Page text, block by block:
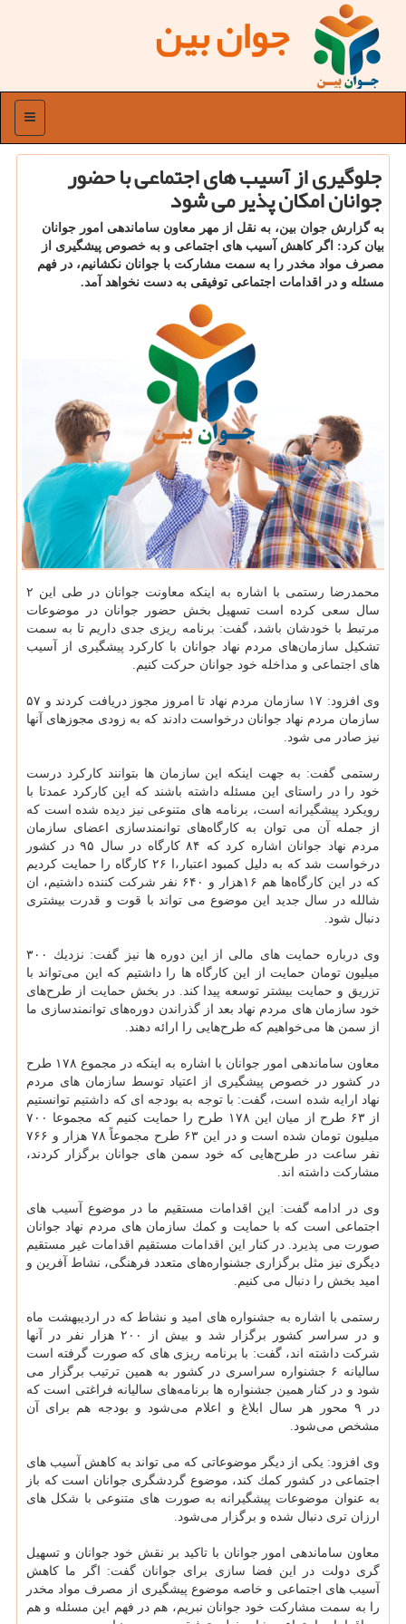
جوان بین
منو
جلوگیری از آسیب های اجتماعی با حضور
جوانان امكان پذیر می شود
به گزارش جوان بین، به نقل از مهر معاون ساماندهی امور جوانان
بیان كرد: اگر ‏كاهش آسیب های اجتماعی و به خصوص پیشگیری از
مصرف مواد مخدر را به سمت مشاركت با جوانان نكشانیم، در ‏فهم
مسئله و در اقدامات اجتماعی توفیقی به دست نخواهد آمد.
محمدرضا رستمی با اشاره به اینكه ‏معاونت جوانان در طی این ۲
سال سعی كرده است تسهیل بخش حضور جوانان در موضوعات
مرتبط با خودشان باشد، گفت: ‏برنامه ریزی جدی داریم تا به سمت
تشكیل سازمان‌های مردم نهاد جوانان با كاركرد پیشگیری از آسیب
های اجتماعی و مداخله ‏خود جوانان حركت كنیم‎.‎
وی افزود: ۱۷ سازمان مردم نهاد تا امروز مجوز دریافت كردند و ۵۷
سازمان مردم نهاد جوانان درخواست دادند كه به زودی ‏مجوزهای آنها
نیز صادر می شود‎.‎
رستمی گفت: به جهت اینكه این سازمان ها بتوانند كاركرد درست
خود را در راستای این مسئله داشته باشند كه این كاركرد عمدتا ‏با
رویكرد پیشگیرانه است، برنامه های متنوعی نیز دیده شده است كه
از جمله آن می توان به كارگاه‌های توانمندسازی اعضای ‏سازمان
مردم نهاد جوانان اشاره كرد كه ۸۴ كارگاه در سال ۹۵ در كشور
درخواست شد كه به دلیل كمبود اعتبار،ا ۲۶ كارگاه را ‏حمایت كردیم
كه در این كارگاه‌ها هم ۱۶هزار و ۶۴۰ نفر شركت كننده داشتیم، ان
شالله در سال جدید این موضوع می تواند با ‏قوت و قدرت بیشتری
دنبال شود‎.
وی درباره حمایت های مالی از این دوره ها نیز گفت: نزدیك ۳۰۰
میلیون تومان حمایت از این كارگاه ها را داشتیم كه این ‏می‌تواند با
تزریق و حمایت بیشتر توسعه پیدا كند. در بخش حمایت از طرح‌های
خود سازمان های مردم نهاد بعد از گذراندن ‏دوره‌های توانمندسازی ما
از سمن ها می‌خواهیم كه طرح‌هایی را ارائه دهند‎.
معاون ساماندهی امور جوانان با اشاره به اینكه در مجموع ۱۷۸ طرح
در كشور در خصوص پیشگیری از اعتیاد توسط سازمان ‏های مردم
نهاد ارایه شده است، گفت: با توجه به بودجه ای كه داشتیم توانستیم
از ۶۳ طرح از میان این ۱۷۸ طرح را حمایت كنیم ‏كه مجموعا ۷۰۰
میلیون تومان شده است و در این ۶۳ طرح مجموعاً ۷۸ هزار و ۷۶۶
نفر ساعت در طرح‌هایی كه خود سمن ‏های جوانان برگزار كردند،
مشاركت داشته اند‎.‎
وی در ادامه گفت: این اقدامات مستقیم ما در موضوع آسیب های
اجتماعی است كه با حمایت و كمك سازمان های مردم نهاد ‏جوانان
صورت می پذیرد. در كنار این اقدامات مستقیم اقدامات غیر مستقیم
دیگری نیز مثل برگزاری جشنواره‌های متعدد ‏فرهنگی، نشاط آفرین و
امید بخش را دنبال می كنیم‎.
رستمی با اشاره به جشنواره های امید و نشاط كه در اردیبهشت ماه
و در سراسر كشور برگزار شد و بیش از ۲۰۰ هزار نفر در ‏آنها
شركت داشته اند، گفت: با برنامه ریزی های كه صورت گرفته است
سالیانه ۶ جشنواره سراسری در كشور به همین ترتیب ‏برگزار می
شود و در كنار همین جشنواره ها برنامه‌های سالیانه فراغتی است كه
در ۹ محور هر سال ابلاغ و اعلام می‌شود و ‏بودجه هم برای آن
مشخص می‌شود‎.
وی افزود: یكی از دیگر موضوعاتی كه می تواند به كاهش آسیب های
اجتماعی در كشور كمك كند، موضوع گردشگری ‏جوانان است كه باز
به عنوان موضوعات پیشگیرانه به صورت های متنوعی با شكل های
ارزان تری دنبال شده و برگزار ‏می‌شود‎.‎
معاون ساماندهی امور جوانان با تاكید بر نقش خود جوانان و تسهیل
گری دولت در این فضا سازی برای جوانان گفت: اگر ما ‏كاهش
آسیب های اجتماعی و خاصه موضوع پیشگیری از مصرف مواد مخدر
را به سمت مشاركت خود جوانان نبریم، هم در ‏فهم این مسئله و هم